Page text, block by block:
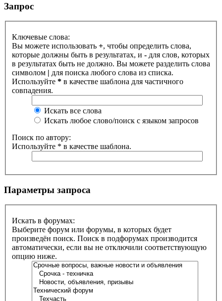
Запрос
Ключевые слова:
Вы можете использовать +, чтобы определить слова,
которые должны быть в результатах, и - для слов, которых
в результатах быть не должно. Вы можете разделить слова
символом | для поиска любого слова из списка.
Используйте * в качестве шаблона для частичного
совпадения.
Искать все слова
Искать любое слово/поиск с языком запросов
Поиск по автору:
Используйте * в качестве шаблона.
Параметры запроса
Искать в форумах:
Выберите форум или форумы, в которых будет
произведён поиск. Поиск в подфорумах производится
автоматически, если вы не отключили соответствующую
опцию ниже.